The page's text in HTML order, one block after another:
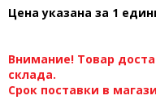
Цена указана за 1
Внимание! Товар
склада.
Срок поставки в